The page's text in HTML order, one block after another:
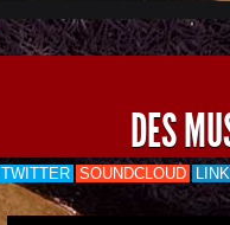
DES
TWITTER SOUNDCLOUD